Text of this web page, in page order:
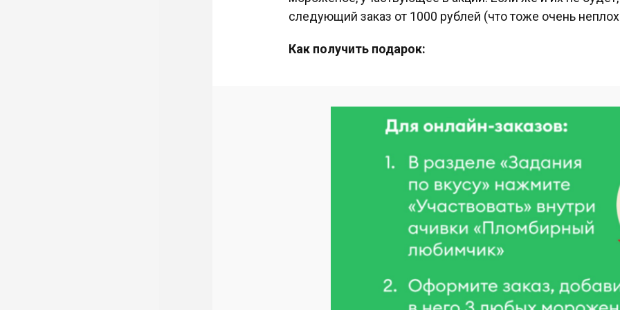
следующий заказ от 1000 рублей (что тоже очень
Как получить подарок: